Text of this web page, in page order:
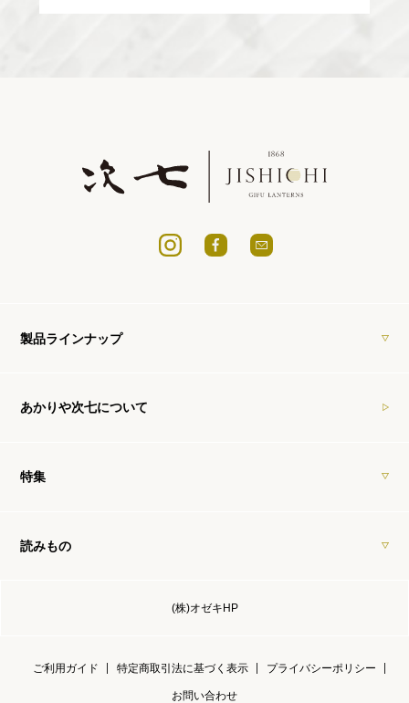
製品ラインナップ
あかりや次七について
特集
読みもの
(株)オゼキHP
ご利用ガイド 特定商取引法に基づく表示 プライバシーポリシー
お問い合わせ